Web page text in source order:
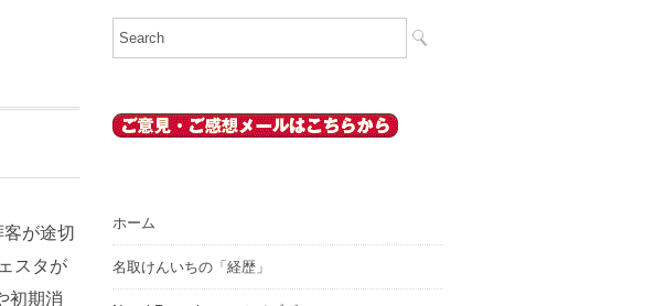
が途切
スタが
初期消
ホーム
名取けんいちの「経歴」